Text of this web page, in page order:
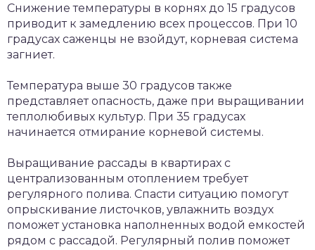
Снижение температуры в корнях до 15 градусов
приводит к замедлению всех процессов. При 10
градусах саженцы не взойдут, корневая система
загниет.
Температура выше 30 градусов также
представляет опасность, даже при выращивании
теплолюбивых культур. При 35 градусах
начинается отмирание корневой системы.
Выращивание рассады в квартирах с
централизованным отоплением требует
регулярного полива. Спасти ситуацию помогут
опрыскивание листочков, увлажнить воздух
поможет установка наполненных водой емкостей
рядом с рассадой. Регулярный полив поможет